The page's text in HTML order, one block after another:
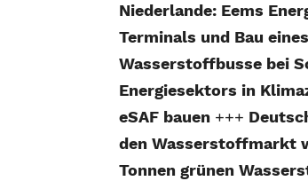
Niederlande: Eems
Terminals und Bau
Wasserstoffbusse bei
Energiesektors in
eSAF bauen +++
den Wasserstoffmarkt
Tonnen grünen